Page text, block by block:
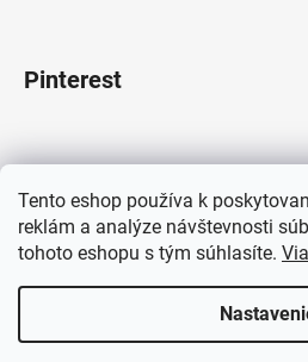
Tento eshop používa k
reklám a analýze návštevnosti
tohoto eshopu s tým súhlasíte.
Pinterest
Instagram